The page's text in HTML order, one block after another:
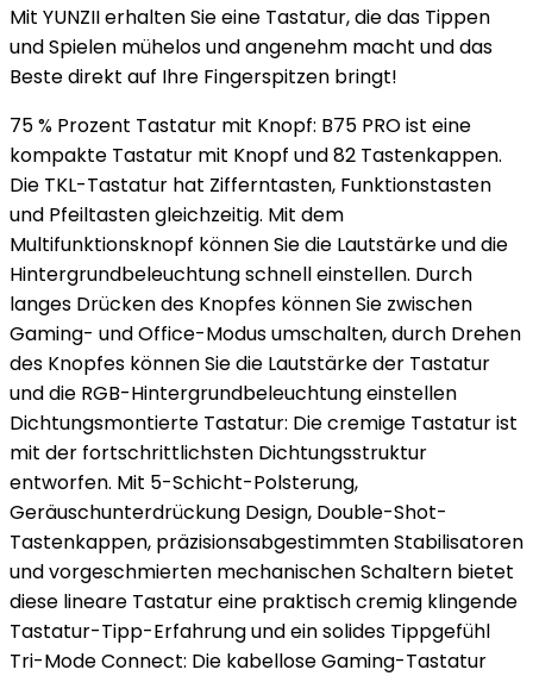
Mit YUNZII erhalten Sie eine Tastatur, die das Tippen
und Spielen mühelos und angenehm macht und das
Beste direkt auf Ihre Fingerspitzen bringt!
75 % Prozent Tastatur mit Knopf: B75 PRO ist eine
kompakte Tastatur mit Knopf und 82 Tastenkappen.
Die TKL-Tastatur hat Zifferntasten, Funktionstasten
und Pfeiltasten gleichzeitig. Mit dem
Multifunktionsknopf können Sie die Lautstärke und die
Hintergrundbeleuchtung schnell einstellen. Durch
langes Drücken des Knopfes können Sie zwischen
Gaming- und Office-Modus umschalten, durch Drehen
des Knopfes können Sie die Lautstärke der Tastatur
und die RGB-Hintergrundbeleuchtung einstellen
Dichtungsmontierte Tastatur: Die cremige Tastatur ist
mit der fortschrittlichsten Dichtungsstruktur
entworfen. Mit 5-Schicht-Polsterung,
Geräuschunterdrückung Design, Double-Shot-
Tastenkappen, präzisionsabgestimmten Stabilisatoren
und vorgeschmierten mechanischen Schaltern bietet
diese lineare Tastatur eine praktisch cremig klingende
Tastatur-Tipp-Erfahrung und ein solides Tippgefühl
Tri-Mode Connect: Die kabellose Gaming-Tastatur